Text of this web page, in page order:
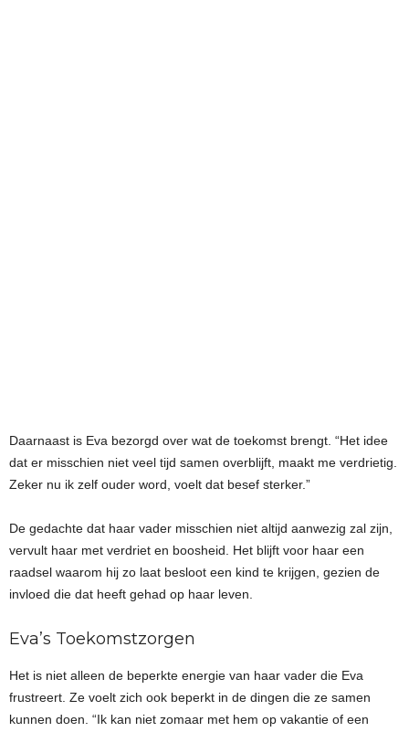
Daarnaast is Eva bezorgd over wat de toekomst brengt. “Het idee
dat er misschien niet veel tijd samen overblijft, maakt me verdrietig.
Zeker nu ik zelf ouder word, voelt dat besef sterker.”
De gedachte dat haar vader misschien niet altijd aanwezig zal zijn,
vervult haar met verdriet en boosheid. Het blijft voor haar een
raadsel waarom hij zo laat besloot een kind te krijgen, gezien de
invloed die dat heeft gehad op haar leven.
Eva’s Toekomstzorgen
Het is niet alleen de beperkte energie van haar vader die Eva
frustreert. Ze voelt zich ook beperkt in de dingen die ze samen
kunnen doen. “Ik kan niet zomaar met hem op vakantie of een